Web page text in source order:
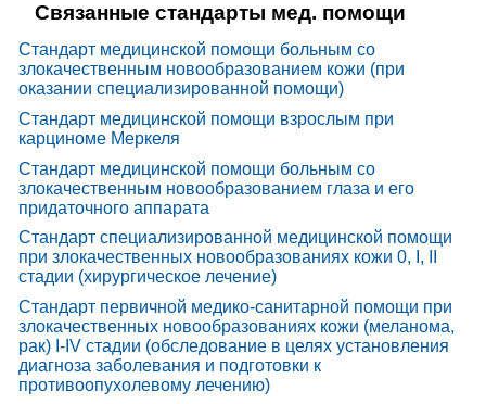
Связанные стандарты мед. помощи
Стандарт медицинской помощи больным со
злокачественным новообразованием кожи (при
оказании специализированной помощи)
Стандарт медицинской помощи взрослым при
карциноме Меркеля
Стандарт медицинской помощи больным со
злокачественным новообразованием глаза и его
придаточного аппарата
Стандарт специализированной медицинской помощи
при злокачественных новообразованиях кожи 0, I, II
стадии (хирургическое лечение)
Стандарт первичной медико-санитарной помощи при
злокачественных новообразованиях кожи (меланома,
рак) I-IV стадии (обследование в целях установления
диагноза заболевания и подготовки к
противоопухолевому лечению)